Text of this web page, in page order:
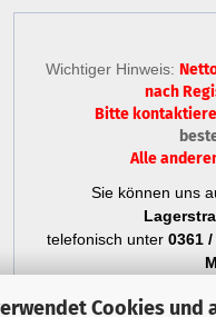
Cookies und
Wichtiger Hinweis:
nach
Bitte
Alle
Sie können uns
telefonisch unter 0361